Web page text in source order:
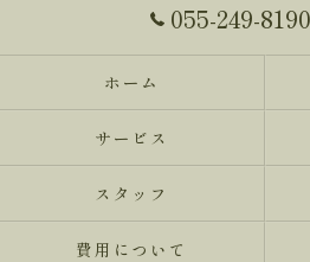
055-249-8190
ホーム
サービス
スタッフ
費用について